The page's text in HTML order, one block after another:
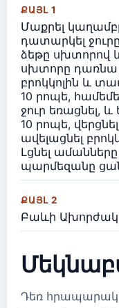
ՔԱՅԼ 1
Մաքրել
դատարկել
ձեթը սխտորով և
սխտորը դառնա
բրոկկոլին և
10 րոպե,
ջուր եռացնել,
10 րոպե,
ավելացնել
Լցնել
պարմեզանը
ՔԱՅԼ 2
Բաևի Ախորժակ
Դեռ